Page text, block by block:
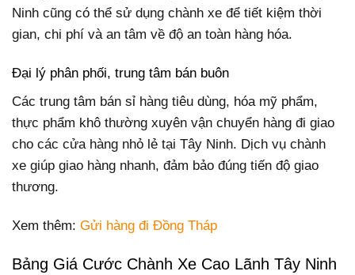
Ninh cũng có thể sử dụng chành xe để tiết kiệm thời
gian, chi phí và an tâm về độ an toàn hàng hóa.
Đại lý phân phối, trung tâm bán buôn
Các trung tâm bán sỉ hàng tiêu dùng, hóa mỹ phẩm,
thực phẩm khô thường xuyên vận chuyển hàng đi giao
cho các cửa hàng nhỏ lẻ tại Tây Ninh. Dịch vụ chành
xe giúp giao hàng nhanh, đảm bảo đúng tiến độ giao
thương.
Xem thêm: Gửi hàng đi Đồng Tháp
Bảng Giá Cước Chành Xe Cao Lãnh Tây Ninh